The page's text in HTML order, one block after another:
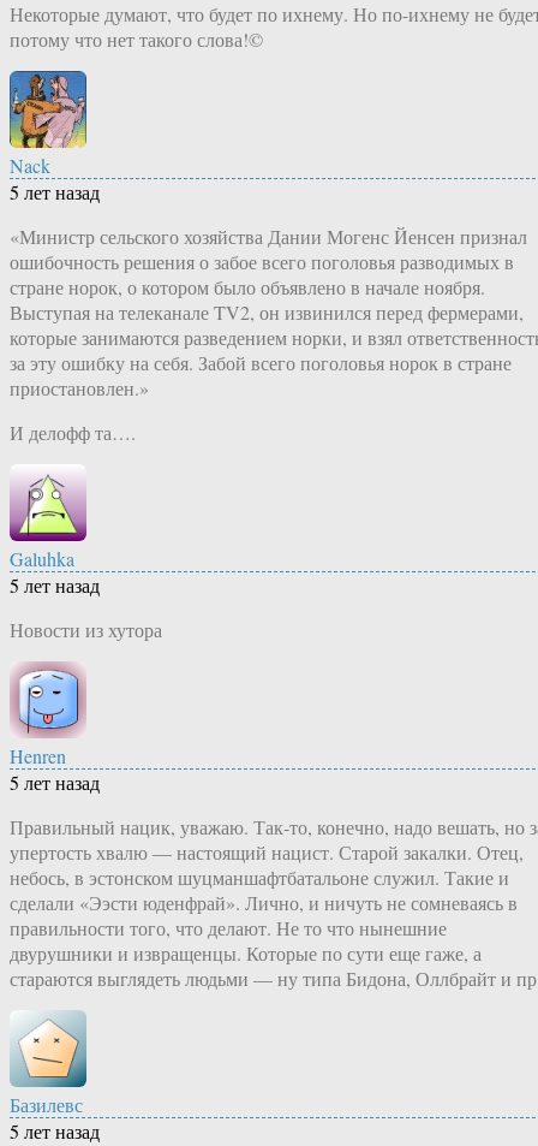
Некоторые думают, что будет по ихнему. Но по-ихнему не
потому что нет такого слова!©
Nack
5 лет назад
«Министр сельского хозяйства Дании Могенс Йенсен признал
ошибочность решения о забое всего поголовья разводимых в
стране норок, о котором было объявлено в начале ноября.
Выступая на телеканале TV2, он извинился перед фермерами,
которые занимаются разведением норки, и взял
за эту ошибку на себя. Забой всего поголовья норок в стране
приостановлен.»
И делофф та….
Galuhka
5 лет назад
Новости из хутора
Henren
5 лет назад
Правильный нацик, уважаю. Так-то, конечно, надо вешать, но
упертость хвалю — настоящий нацист. Старой закалки. Отец,
небось, в эстонском шуцманшафтбатальоне служил. Такие и
сделали «Ээсти юденфрай». Лично, и ничуть не сомневаясь в
правильности того, что делают. Не то что нынешние
двурушники и извращенцы. Которые по сути еще гаже, а
стараются выглядеть людьми — ну типа Бидона, Оллбрайт и
Базилевс
5 лет назад